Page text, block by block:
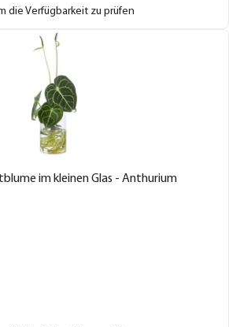
die Verfügbarkeit zu prüfen
im kleinen Glas - Anthurium